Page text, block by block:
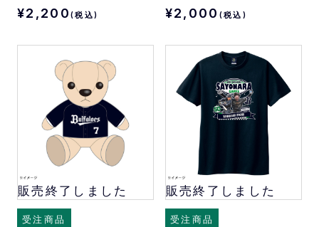
¥2,200 (税込) ¥2,000 (税込)
販売終了しました
受注商品
販売終了しました
受注商品